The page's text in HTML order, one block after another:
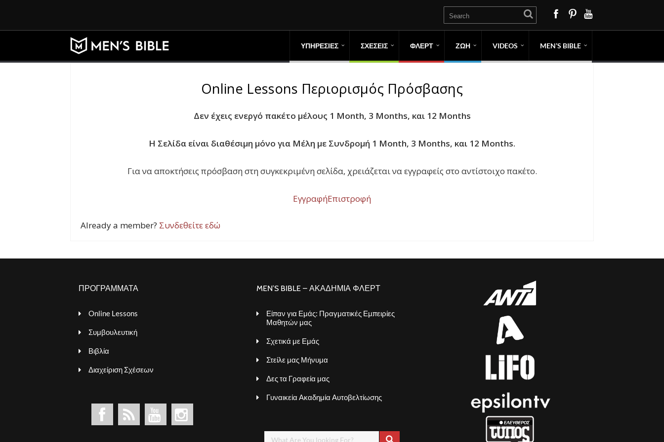
ΥΠΗΡΕΣΙΕΣ ΣΧΕΣΕΙΣ ΦΛΕΡΤ ΖΩΗ VIDEOS MEN’S BIBLE
Online Lessons Περιορισμός Πρόσβασης
Δεν έχεις ενεργό πακέτο μέλους 1 Month, 3 Months, και 12 Months
Η Σελίδα είναι διαθέσιμη μόνο για Μέλη με Συνδρομή 1 Month, 3 Months, και 12 Months.
Για να αποκτήσεις πρόσβαση στη συγκεκριμένη σελίδα, χρειάζεται να εγγραφείς στο αντίστοιχο πακέτο.
ΕγγραφήΕπιστροφή
Already a member? Συνδεθείτε εδώ
ΠΡΟΓΡΑΜΜΑΤΑ
Online Lessons
Συμβουλευτική
Βιβλία
Διαχείριση Σχέσεων
MEN’S BIBLE – ΑΚΑΔΗΜΙΑ ΦΛΕΡΤ
Είπαν για Εμάς: Πραγματικές Εμπειρίες
Μαθητών μας
Σχετικά με Εμάς
Στείλε μας Μήνυμα
Δες τα Γραφεία μας
Γυναικεία Ακαδημία Αυτοβελτίωσης